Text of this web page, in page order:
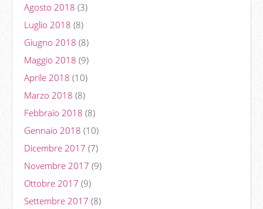
Agosto 2018 (3)
Luglio 2018 (8)
Giugno 2018 (8)
Maggio 2018 (9)
Aprile 2018 (10)
Marzo 2018 (8)
Febbraio 2018 (8)
Gennaio 2018 (10)
Dicembre 2017 (7)
Novembre 2017 (9)
Ottobre 2017 (9)
Settembre 2017 (8)